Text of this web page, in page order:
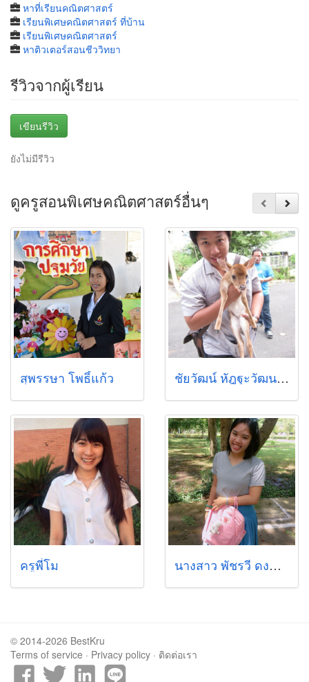
หาที่เรียนคณิตศาสตร์
เรียนพิเศษคณิตศาสตร์ ที่บ้าน
เรียนพิเศษคณิตศาสตร์
หาติวเตอร์สอนชีววิทยา
รีวิวจากผู้เรียน
เขียนรีวิว
ยังไม่มีรีวิว
ดูครูสอนพิเศษคณิตศาสตร์อื่นๆ
สุพรรษา โพธิ์แก้ว ชัยวัฒน์ หัฎฐะวัฒนากูล
ครูพี่โม นางสาว พัชรวี ดงทอง
© 2014-2026 BestKru
Terms of service · Privacy policy · ติดต่อเรา